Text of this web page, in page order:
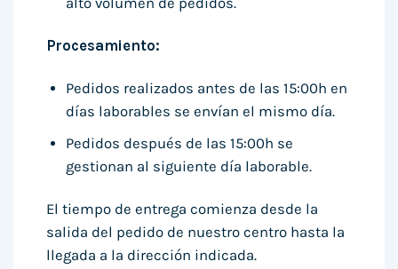
Procesamiento:
Pedidos realizados antes de las 15:00h en
días laborables se envían el mismo día.
Pedidos después de las 15:00h se
gestionan al siguiente día laborable.
El tiempo de entrega comienza desde la
salida del pedido de nuestro centro hasta la
llegada a la dirección indicada.